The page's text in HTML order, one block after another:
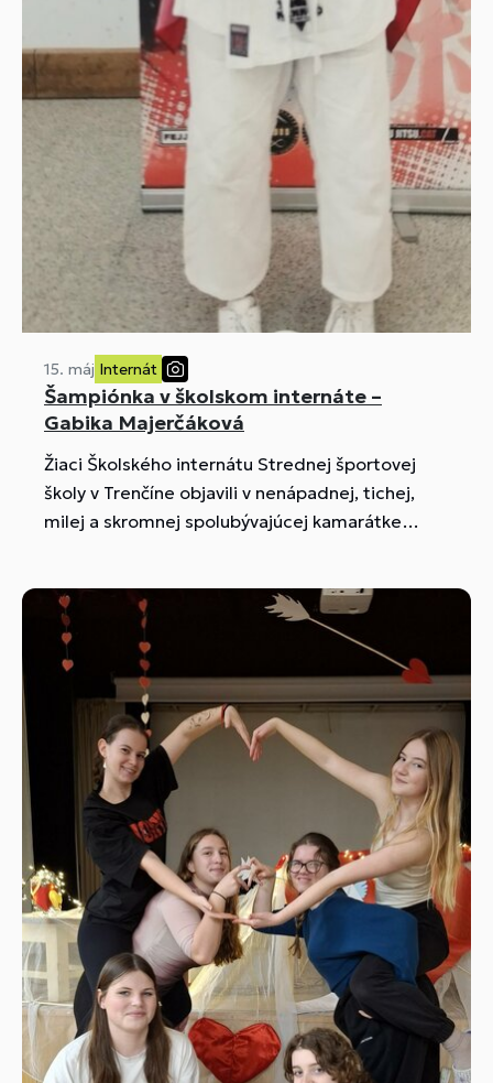
15. máj Internát
Šampiónka v školskom internáte –
Gabika Majerčáková
Žiaci Školského internátu Strednej športovej
školy v Trenčíne objavili v nenápadnej, tichej,
milej a skromnej spolubývajúcej kamarátke